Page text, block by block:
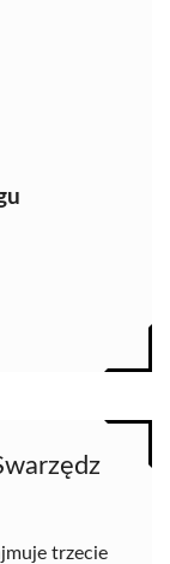
trzecie